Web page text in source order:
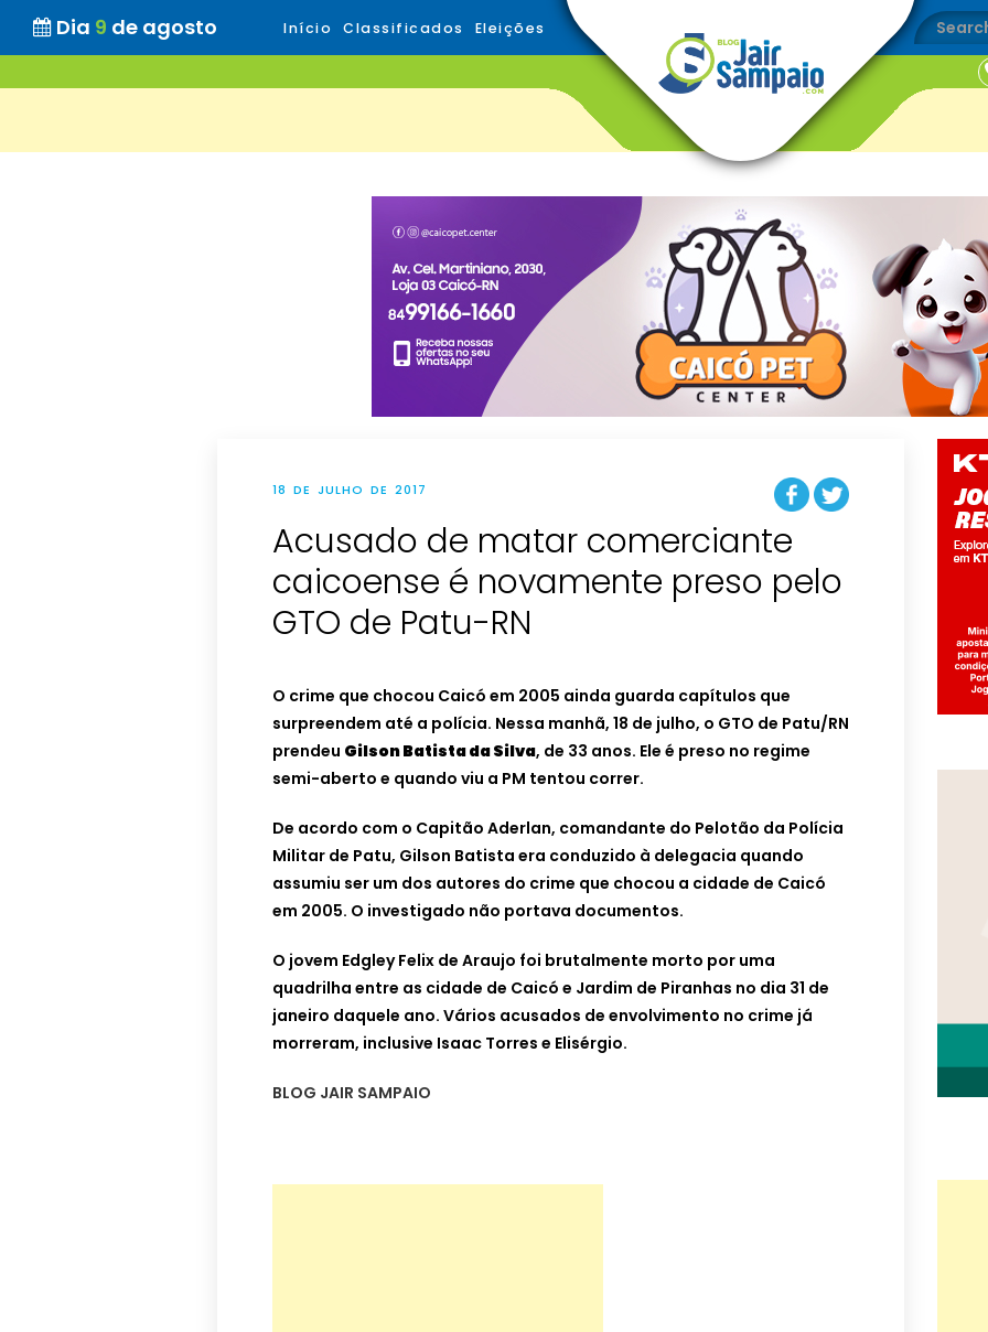
Dia 9 de agosto Início Classificados Eleições
18 DE JULHO DE 2017
Acusado de matar comerciante
caicoense é novamente preso pelo
GTO de Patu-RN
O crime que chocou Caicó em 2005 ainda guarda capítulos que
surpreendem até a polícia. Nessa manhã, 18 de julho, o GTO de Patu/RN
prendeu Gilson Batista da Silva, de 33 anos. Ele é preso no regime
semi-aberto e quando viu a PM tentou correr.
De acordo com o Capitão Aderlan, comandante do Pelotão da Polícia
Militar de Patu, Gilson Batista era conduzido à delegacia quando
assumiu ser um dos autores do crime que chocou a cidade de Caicó
em 2005. O investigado não portava documentos.
O jovem Edgley Felix de Araujo foi brutalmente morto por uma
quadrilha entre as cidade de Caicó e Jardim de Piranhas no dia 31 de
janeiro daquele ano. Vários acusados de envolvimento no crime já
morreram, inclusive Isaac Torres e Elisérgio.
BLOG JAIR SAMPAIO